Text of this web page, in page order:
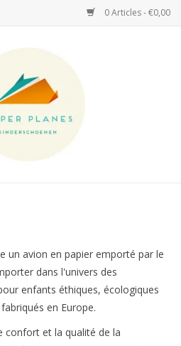
0 Articles - €0,00
un avion en papier emporté par le
dans l'univers des
enfants éthiques, écologiques
en Europe.
confort et la qualité de la